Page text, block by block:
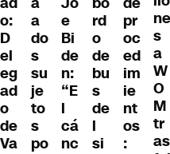
o:
D
el
eg
ad
o
de
Va
a
do
s
su
je
to
s
po
e
Bi
de
n:
“E
l
cá
nc
rd
o
de
bu
s
de
l
si
pr
oc
ed
im
ie
nt
os
:
ne
s
a
W
O
M
tr
as